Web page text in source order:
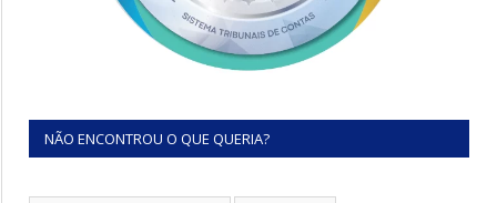
NÃO ENCONTROU O QUE QUERIA?